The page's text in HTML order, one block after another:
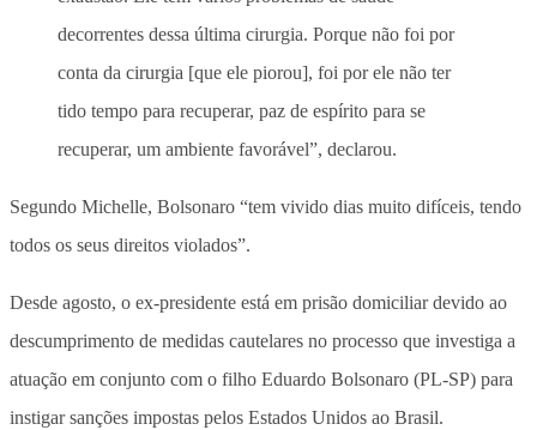
decorrentes dessa última cirurgia. Porque não foi por
conta da cirurgia [que ele piorou], foi por ele não ter
tido tempo para recuperar, paz de espírito para se
recuperar, um ambiente favorável”, declarou.
Segundo Michelle, Bolsonaro “tem vivido dias muito difíceis, tendo
todos os seus direitos violados”.
Desde agosto, o ex-presidente está em prisão domiciliar devido ao
descumprimento de medidas cautelares no processo que investiga a
atuação em conjunto com o filho Eduardo Bolsonaro (PL-SP) para
instigar sanções impostas pelos Estados Unidos ao Brasil.